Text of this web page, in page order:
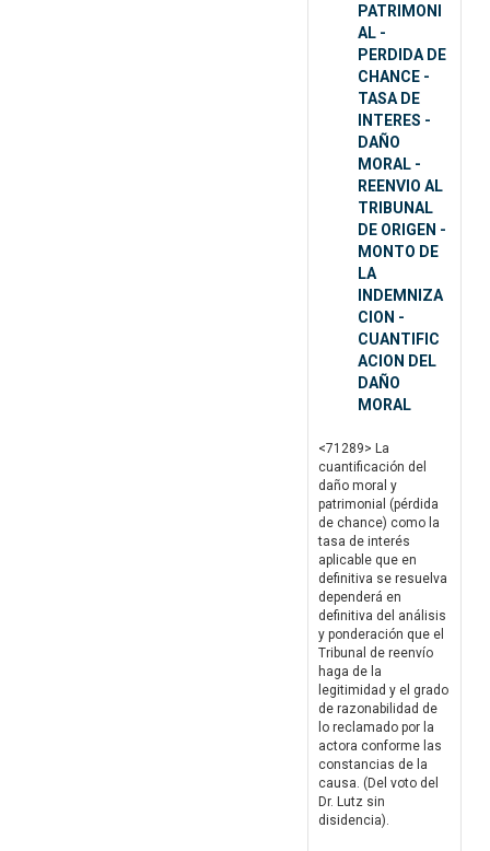
PATRIMONI
AL -
PERDIDA DE
CHANCE -
TASA DE
INTERES -
DAÑO
MORAL -
REENVIO AL
TRIBUNAL
DE ORIGEN -
MONTO DE
LA
INDEMNIZA
CION -
CUANTIFIC
ACION DEL
DAÑO
MORAL
<71289> La
cuantificación del
daño moral y
patrimonial (pérdida
de chance) como la
tasa de interés
aplicable que en
definitiva se resuelva
dependerá en
definitiva del análisis
y ponderación que el
Tribunal de reenvío
haga de la
legitimidad y el grado
de razonabilidad de
lo reclamado por la
actora conforme las
constancias de la
causa. (Del voto del
Dr. Lutz sin
disidencia).